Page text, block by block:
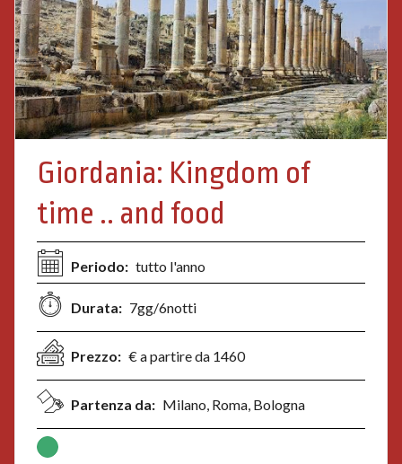
Giordania: Kingdom of
time .. and food
Periodo: tutto l'anno
Durata: 7gg/6notti
Prezzo: € a partire da 1460
Partenza da: Milano, Roma, Bologna